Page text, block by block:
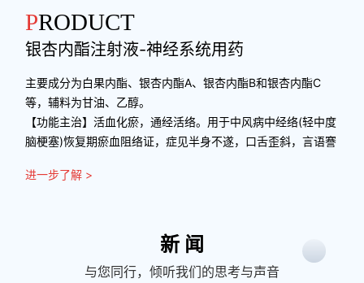
PRODUCT
银杏内酯注射液-神经系统用药
主要成分为白果内酯、银杏内酯A、银杏内酯B和银杏内酯C
等，辅料为甘油、乙醇。
【功能主治】活血化瘀，通经活络。用于中风病中经络(轻中度
脑梗塞)恢复期瘀血阻络证，症见半身不遂，口舌歪斜，言语謇
进一步了解 >
新 闻
与您同行，倾听我们的思考与声音